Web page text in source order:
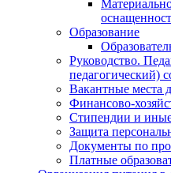
Образование
Руководство.
педагогический)
Вакантные места
Финансово-
Стипендии и
Защита
Документы по
Платные